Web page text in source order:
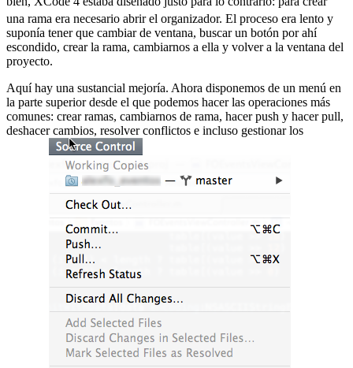
una rama era necesario abrir el organizador. El proceso era lento y
suponía tener que cambiar de ventana, buscar un botón por ahí
escondido, crear la rama, cambiarnos a ella y volver a la ventana del
proyecto.
Aquí hay una sustancial mejoría. Ahora disponemos de un menú en
la parte superior desde el que podemos hacer las operaciones más
comunes: crear ramas, cambiarnos de rama, hacer push y hacer pull,
deshacer cambios, resolver conflictos e incluso gestionar los